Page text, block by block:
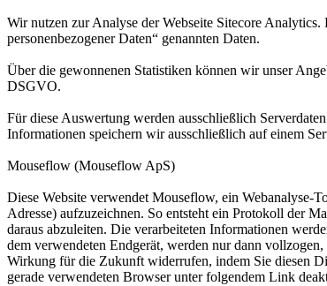
Wir nutzen zur Analyse der Webseite Sitecore
personenbezogener Daten“ genannten Daten.
Über die gewonnenen Statistiken können wir unser
DSGVO.
Für diese Auswertung werden ausschließlich
Informationen speichern wir ausschließlich auf einem
Mouseflow (Mouseflow ApS)
Diese Website verwendet Mouseflow, ein Webanalyse-
Adresse) aufzuzeichnen. So entsteht ein Protokoll der
daraus abzuleiten. Die verarbeiteten Informationen
dem verwendeten Endgerät, werden nur dann
Wirkung für die Zukunft widerrufen, indem Sie diesen
gerade verwendeten Browser unter folgendem Link